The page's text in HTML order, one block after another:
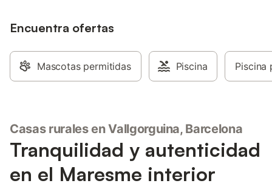
tendréis vistas a la montaña y podréis
La piscina exterior privada está
disponible de junio a septiembre y se
encuentra en la parte trasera de la casa,
eventos. Es necesario disponer de coche
para llegar, ya que la villa está en la
montaña; el pueblo más cercano, con
supermercados, está a solo 5 minutos en
coche. La villa está a solo 15 minutos en
coche de la playa y ofrece fácil acceso a
Encuentra ofertas
Mascotas permitidas Piscina Piscina
Casas rurales en Vallgorguina, Barcelona
Tranquilidad y autenticidad
en el Maresme interior